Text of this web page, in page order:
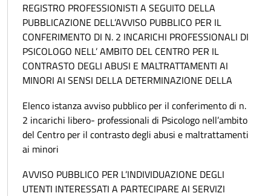
REGISTRO PROFESSIONISTI A SEGUITO DELLA
PUBBLICAZIONE DELL’AVVISO PUBBLICO PER IL
CONFERIMENTO DI N. 2 INCARICHI PROFESSIONALI DI
PSICOLOGO NELL’ AMBITO DEL CENTRO PER IL
CONTRASTO DEGLI ABUSI E MALTRATTAMENTI AI
MINORI AI SENSI DELLA DETERMINAZIONE DELLA
Elenco istanza avviso pubblico per il conferimento di n.
2 incarichi libero- professionali di Psicologo nell’ambito
del Centro per il contrasto degli abusi e maltrattamenti
ai minori
AVVISO PUBBLICO PER L’INDIVIDUAZIONE DEGLI
UTENTI INTERESSATI A PARTECIPARE AI SERVIZI